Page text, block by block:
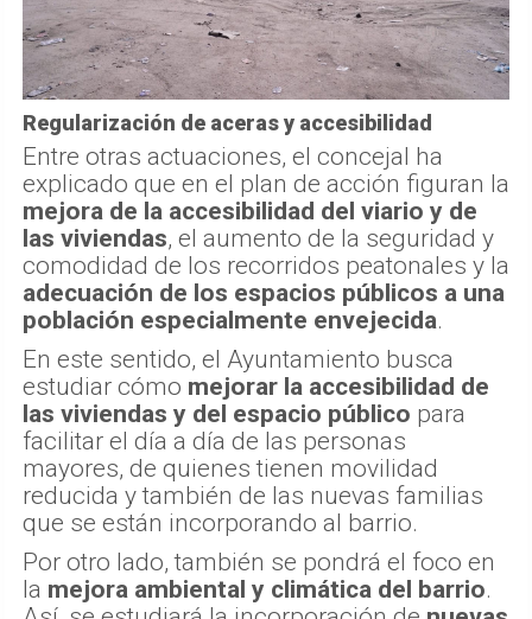
Regularización de aceras y accesibilidad
Entre otras actuaciones, el concejal ha
explicado que en el plan de acción figuran la
mejora de la accesibilidad del viario y de
las viviendas, el aumento de la seguridad y
comodidad de los recorridos peatonales y la
adecuación de los espacios públicos a una
población especialmente envejecida.
En este sentido, el Ayuntamiento busca
estudiar cómo mejorar la accesibilidad de
las viviendas y del espacio público para
facilitar el día a día de las personas
mayores, de quienes tienen movilidad
reducida y también de las nuevas familias
que se están incorporando al barrio.
Por otro lado, también se pondrá el foco en
la mejora ambiental y climática del barrio.